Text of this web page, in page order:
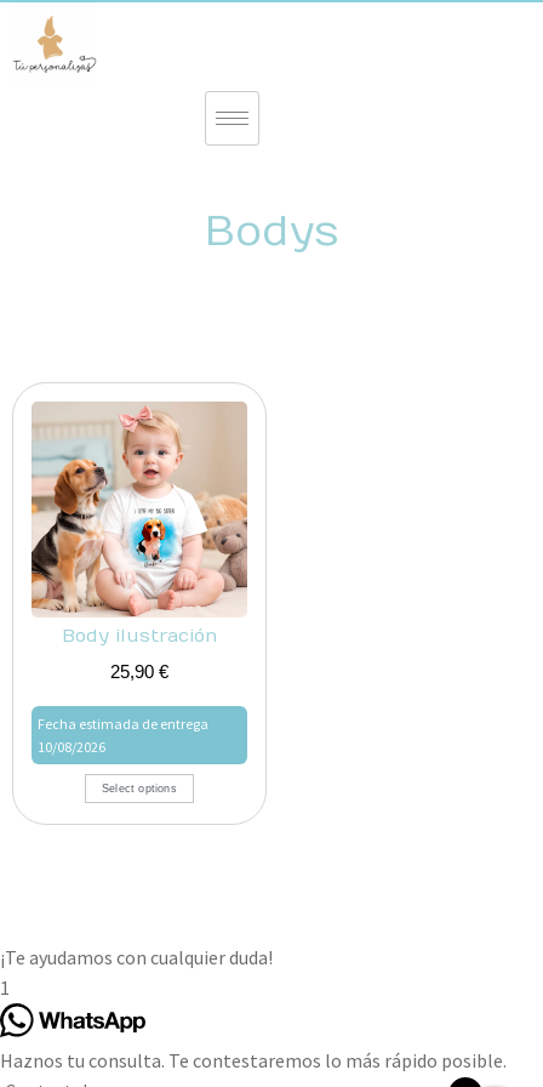
Bodys
Body ilustración
25,90 €
Fecha estimada de entrega
10/08/2026
Select options
¡Te ayudamos con cualquier duda!
1
Haznos tu consulta. Te contestaremos lo más rápido posible.